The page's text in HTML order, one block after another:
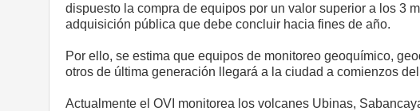
dispuesto la compra de equipos por un valor superior a los 3
adquisición pública que debe concluir hacia fines de año.
Por ello, se estima que equipos de monitoreo geoquímico,
otros de última generación llegará a la ciudad a comienzos
Actualmente el OVI monitorea los volcanes Ubinas,